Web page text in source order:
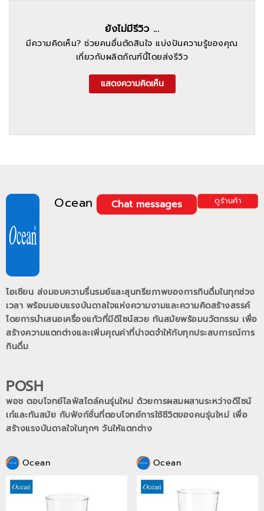
Ocean ดูร้านค้า
Chat messages
โอเชียน ส่งมอบความรื่นรมย์และสุนทรียภาพของการกินดื่มในทุกช่วง
เวลา พร้อมมอบแรงบันดาลใจแห่งความงามและความคิดสร้างสรรค์
โดยการนำเสนอเครื่องแก้วที่มีดีไซน์สวย ทันสมัยพร้อมนวัตกรรม เพื่อ
สร้างความแตกต่างและเพิ่มคุณค่าที่น่าจดจำให้กับทุกประสบการณ์การ
กินดื่ม
POSH
พอช ตอบโจทย์ไลฟ์สไตล์คนรุ่นใหม่ ด้วยการผสมผสานระหว่างดีไซน์
เก๋และทันสมัย กับฟังก์ชั่นที่ตอบโจทย์การใช้ชีวิตของคนรุ่นใหม่ เพื่อ
สร้างแรงบันดาลใจในทุกๆ วันให้แตกต่าง
Ocean Ocean
ยังไม่มีรีวิว ...
มีความคิดเห็น? ช่วยคนอื่นตัดสินใจ แบ่งปันความรู้ของคุณ
เกี่ยวกับผลิตภัณฑ์นี้โดยส่งรีวิว
แสดงความคิดเห็น